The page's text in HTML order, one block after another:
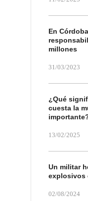
En
millones
31/03/2023
¿Qué
cuesta la
13/02/2025
Un militar
explosivos
02/08/2024